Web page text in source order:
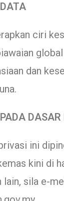
ciri
dan
DASAR
ini
kini di
lain, sila e-